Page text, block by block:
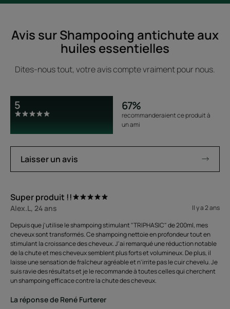
Avis sur Shampooing antichute aux
huiles essentielles
Dites-nous tout, votre avis compte vraiment pour nous.
5 67%
recommanderaient ce produit à
un ami
Laisser un avis
Super produit !!
Alex.L, 24 ans
Il y a 2 ans
Depuis que j'utilise le shampoing stimulant "TRIPHASIC" de 200ml, mes
cheveux sont transformés. Ce shampoing nettoie en profondeur tout en
stimulant la croissance des cheveux. J'ai remarqué une réduction notable
de la chute et mes cheveux semblent plus forts et volumineux. De plus, il
laisse une sensation de fraîcheur agréable et n'irrite pas le cuir chevelu. Je
suis ravie des résultats et je le recommande à toutes celles qui cherchent
un shampoing efficace contre la chute des cheveux.
La réponse de René Furterer